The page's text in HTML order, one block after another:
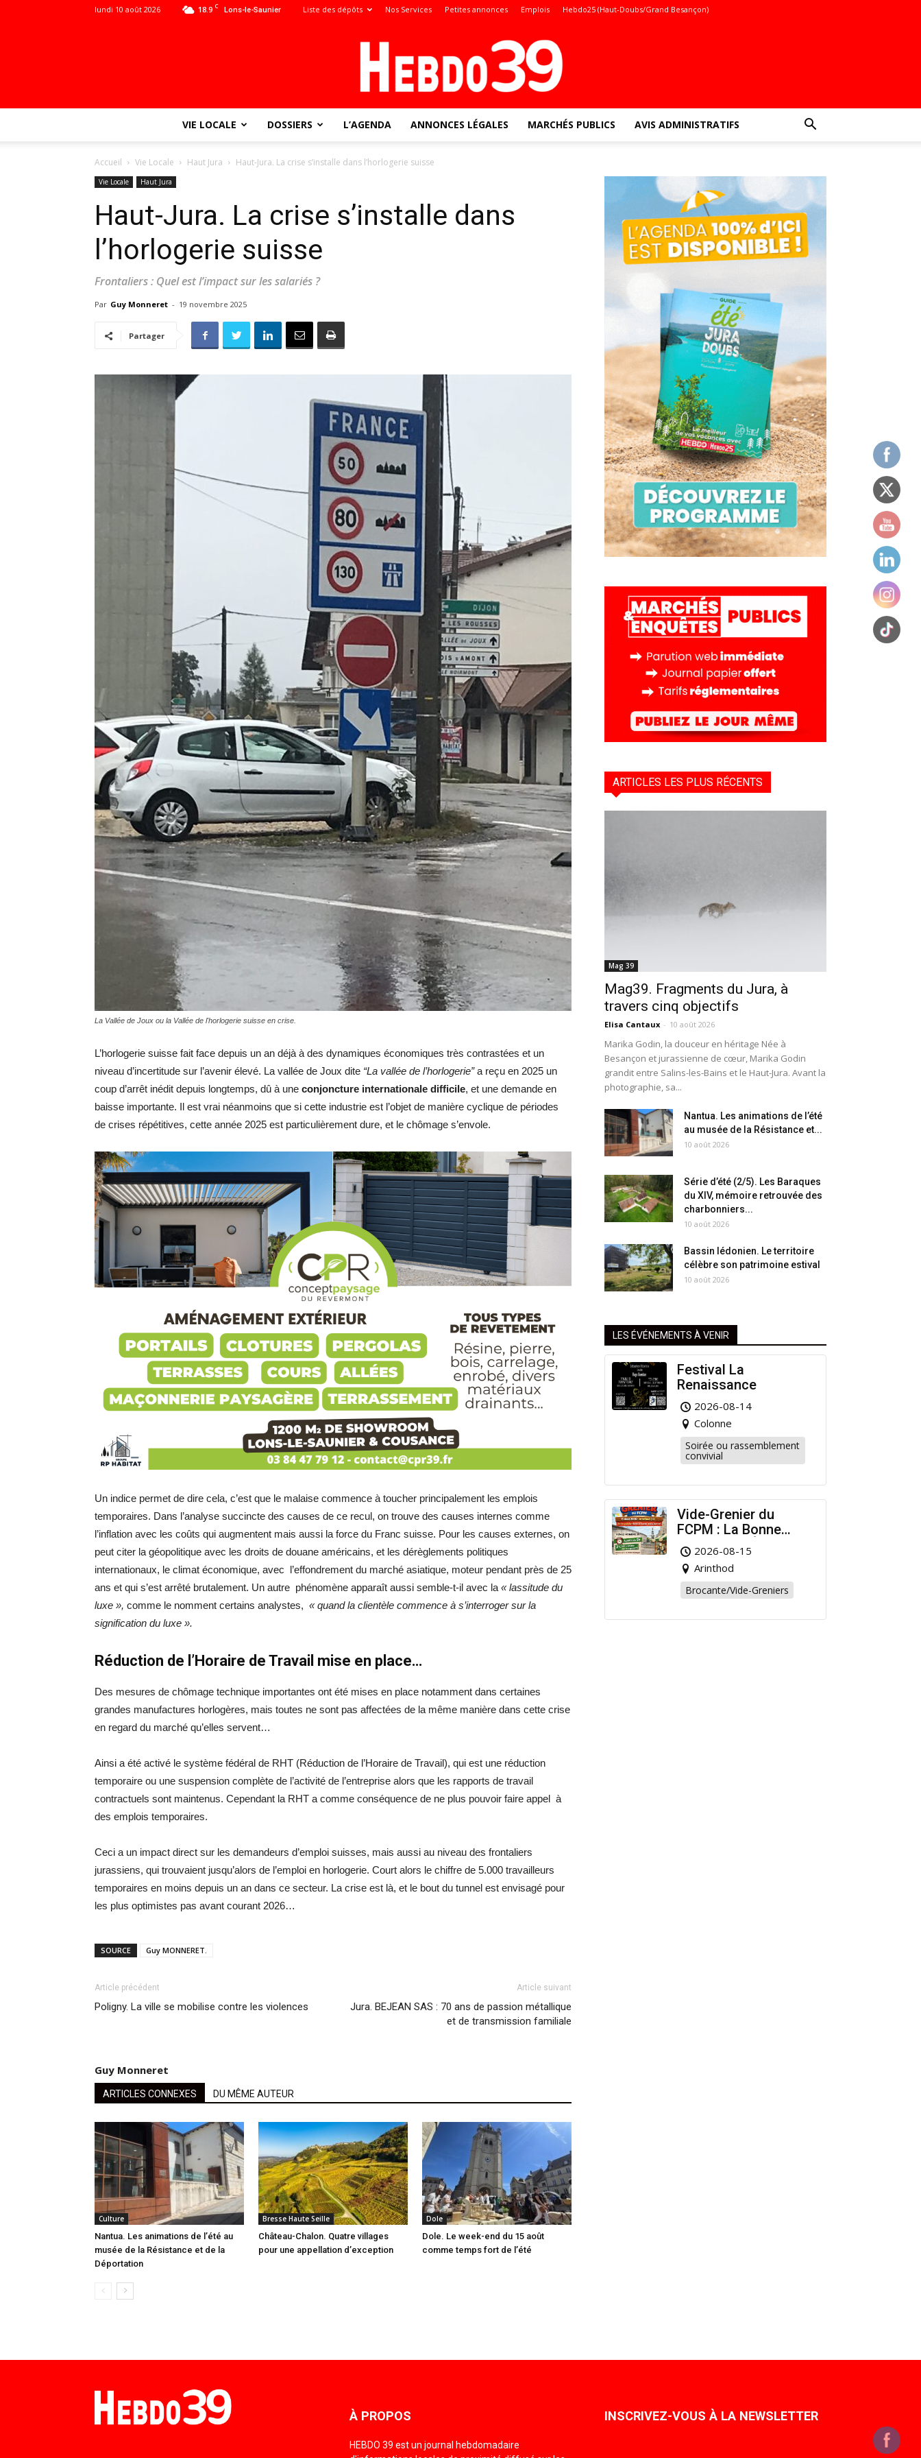
18.9 C Lons-le-Saunier
lundi 10 août 2026 Liste des dépôts Nos Services Petites annonces Emplois Hebdo25 (Haut-Doubs/Grand Besançon)
locale
–
Hebdo39
VIE LOCALE DOSSIERS L’AGENDA ANNONCES LÉGALES MARCHÉS PUBLICS AVIS ADMINISTRATIFS
Accueil Vie Locale Haut Jura Haut-Jura. La crise s’installe dans l’horlogerie suisse
Vie Locale Haut Jura
Haut-Jura. La crise s’installe dans
l’horlogerie suisse
Frontaliers : Quel est l’impact sur les salariés ?
Par Guy Monneret - 19 novembre 2025
Partager
La Vallée de Joux ou la Vallée de l'horlogerie suisse en crise.
L’horlogerie suisse fait face depuis un an déjà à des dynamiques économiques très contrastées et un
niveau d’incertitude sur l’avenir élevé. La vallée de Joux dite “La vallée de l’horlogerie”a reçu en 2025 un
coup d’arrêt inédit depuis longtemps, dû à une conjoncture internationale difficile, et une demande en
baisse importante. Il est vrai néanmoins que si cette industrie est l’objet de manière cyclique de périodes
de crises répétitives, cette année 2025 est particulièrement dure, et le chômage s’envole.
Un indice permet de dire cela, c’est que le malaise commence à toucher principalement les emplois
temporaires. Dans l’analyse succincte des causes de ce recul, on trouve des causes internes comme
l’inflation avec les coûts qui augmentent mais aussi la force du Franc suisse. Pour les causes externes, on
peut citer la géopolitique avec les droits de douane américains, et les dérèglements politiques
internationaux, le climat économique, avec l’effondrement du marché asiatique, moteur pendant près de 25
ans et qui s’est arrêté brutalement. Un autre phénomène apparaît aussi semble-t-il avec la « lassitude du
luxe », comme le nomment certains analystes, « quand la clientèle commence à s’interroger sur la
signification du luxe ».
Réduction de l’Horaire de Travail mise en place…
Des mesures de chômage technique importantes ont été mises en place notamment dans certaines
grandes manufactures horlogères, mais toutes ne sont pas affectées de la même manière dans cette crise
en regard du marché qu’elles servent…
Ainsi a été activé le système fédéral de RHT (Réduction de l’Horaire de Travail), qui est une réduction
temporaire ou une suspension complète de l’activité de l’entreprise alors que les rapports de travail
contractuels sont maintenus. Cependant la RHT a comme conséquence de ne plus pouvoir faire appel à
des emplois temporaires.
Ceci a un impact direct sur les demandeurs d’emploi suisses, mais aussi au niveau des frontaliers
jurassiens, qui trouvaient jusqu’alors de l’emploi en horlogerie. Court alors le chiffre de 5.000 travailleurs
temporaires en moins depuis un an dans ce secteur. La crise est là, et le bout du tunnel est envisagé pour
les plus optimistes pas avant courant 2026…
SOURCE Guy MONNERET.
Article précédent
Poligny. La ville se mobilise contre les violences
Article suivant
Jura. BEJEAN SAS : 70 ans de passion métallique
et de transmission familiale
Guy Monneret
ARTICLES CONNEXES DU MÊME AUTEUR
Culture
Nantua. Les animations de l’été au
musée de la Résistance et de la
Déportation
Bresse Haute Seille
Château-Chalon. Quatre villages
pour une appellation d’exception
Dole
Dole. Le week-end du 15 août
comme temps fort de l’été
ARTICLES LES PLUS RÉCENTS
Mag 39
Mag39. Fragments du Jura, à
travers cinq objectifs
Elisa Cantaux - 10 août 2026
Marika Godin, la douceur en héritage Née à
Besançon et jurassienne de cœur, Marika Godin
grandit entre Salins-les-Bains et le Haut-Jura. Avant la
photographie, sa...
Nantua. Les animations de l’été
au musée de la Résistance et...
10 août 2026
Série d’été (2/5). Les Baraques
du XIV, mémoire retrouvée des
charbonniers...
10 août 2026
Bassin lédonien. Le territoire
célèbre son patrimoine estival
10 août 2026
LES ÉVÉNEMENTS À VENIR
Festival La
Renaissance
2026-08-14
Colonne
Soirée ou rassemblement
convivial
Vide-Grenier du
FCPM : La Bonne
Affaire de l’Été à
Arinthod !
2026-08-15
Arinthod
Brocante/Vide-Greniers